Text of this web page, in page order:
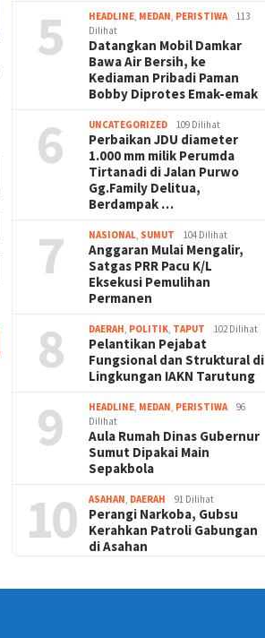
5 HEADLINE, MEDAN, PERISTIWA
113
Dilihat
Datangkan Mobil Damkar
Bawa Air Bersih, ke
Kediaman Pribadi Paman
Bobby Diprotes Emak-emak
6 UNCATEGORIZED 109 Dilihat
Perbaikan JDU diameter
1.000 mm milik Perumda
Tirtanadi di Jalan Purwo
Gg.Family Delitua,
Berdampak …
7 NASIONAL, SUMUT 104 Dilihat
Anggaran Mulai Mengalir,
Satgas PRR Pacu K/L
Eksekusi Pemulihan
Permanen
8 DAERAH, POLITIK, TAPUT 102 Dilihat
Pelantikan Pejabat
Fungsional dan Struktural di
Lingkungan IAKN Tarutung
9 HEADLINE, MEDAN, PERISTIWA
96
Dilihat
Aula Rumah Dinas Gubernur
Sumut Dipakai Main
Sepakbola
10 ASAHAN, DAERAH 91 Dilihat
Perangi Narkoba, Gubsu
Kerahkan Patroli Gabungan
di Asahan